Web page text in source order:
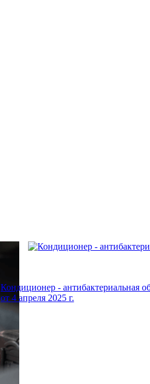
Кондиционер - антибактериальная
от 4 апреля 2025 г.